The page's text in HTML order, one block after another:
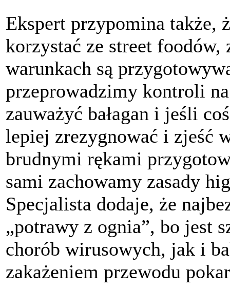
Ekspert przypomina także,
korzystać ze street
warunkach są
przeprowadzimy kontroli
zauważyć bałagan i jeśli
lepiej zrezygnować i zjeść
brudnymi rękami
sami zachowamy zasady
Specjalista dodaje, że
„potrawy z ognia”, bo jest
chorób wirusowych, jak i
zakażeniem przewodu